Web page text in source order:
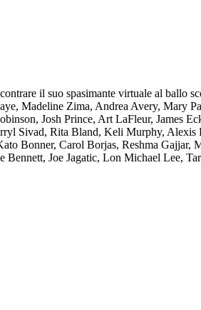
il suo spasimante virtuale al ballo
Madeline Zima, Andrea Avery, Mary
Josh Prince, Art LaFleur, James
Sivad, Rita Bland, Keli Murphy, Alexis
Bonner, Carol Borjas, Reshma
Joe Jagatic, Lon Michael Lee,